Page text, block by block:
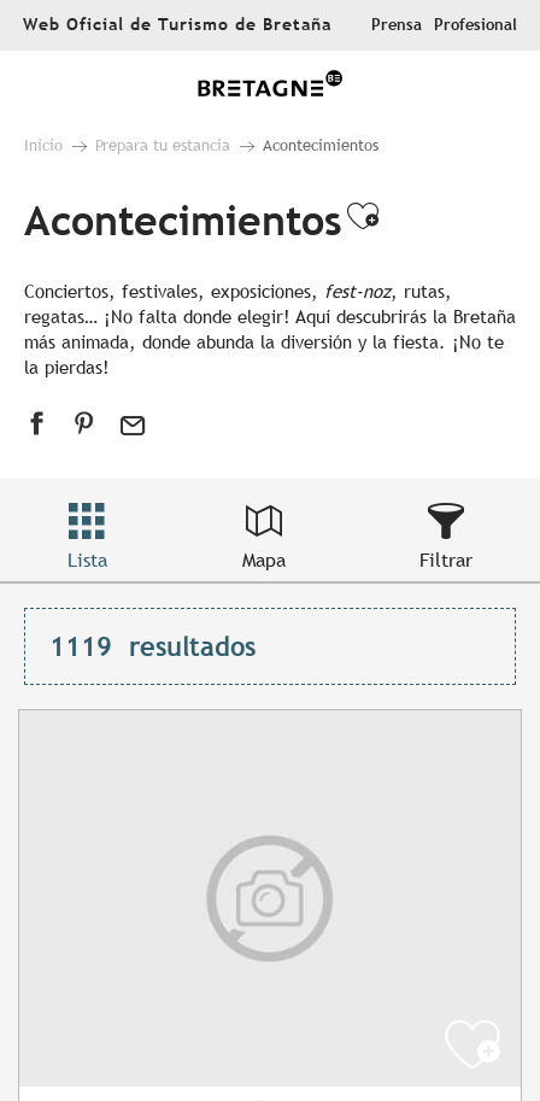
AllerWeb Oficial de Turismo de Bretaña Prensa Profesional
Inicio Prepara tu estancia Acontecimientos
AcontecimientosAjouter
Conciertos, festivales, exposiciones, fest-noz, rutas,
regatas… ¡No falta donde elegir! Aquí descubrirás la Bretaña
más animada, donde abunda la diversión y la fiesta. ¡No te
la pierdas!
Lista Mapa Filtrar
1119 resultados